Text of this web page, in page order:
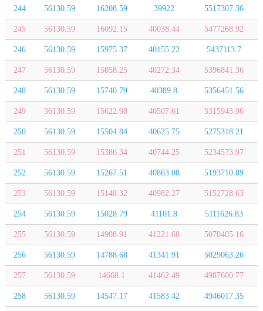
244 56130.59 16208.59 39922 5517307.36
245 56130.59 16092.15 40038.44 5477268.92
246 56130.59 15975.37 40155.22 5437113.7
247 56130.59 15858.25 40272.34 5396841.36
248 56130.59 15740.79 40389.8 5356451.56
249 56130.59 15622.98 40507.61 5315943.96
250 56130.59 15504.84 40625.75 5275318.21
251 56130.59 15386.34 40744.25 5234573.97
252 56130.59 15267.51 40863.08 5193710.89
253 56130.59 15148.32 40982.27 5152728.63
254 56130.59 15028.79 41101.8 5111626.83
255 56130.59 14908.91 41221.68 5070405.16
256 56130.59 14788.68 41341.91 5029063.26
257 56130.59 14668.1 41462.49 4987600.77
258 56130.59 14547.17 41583.42 4946017.35